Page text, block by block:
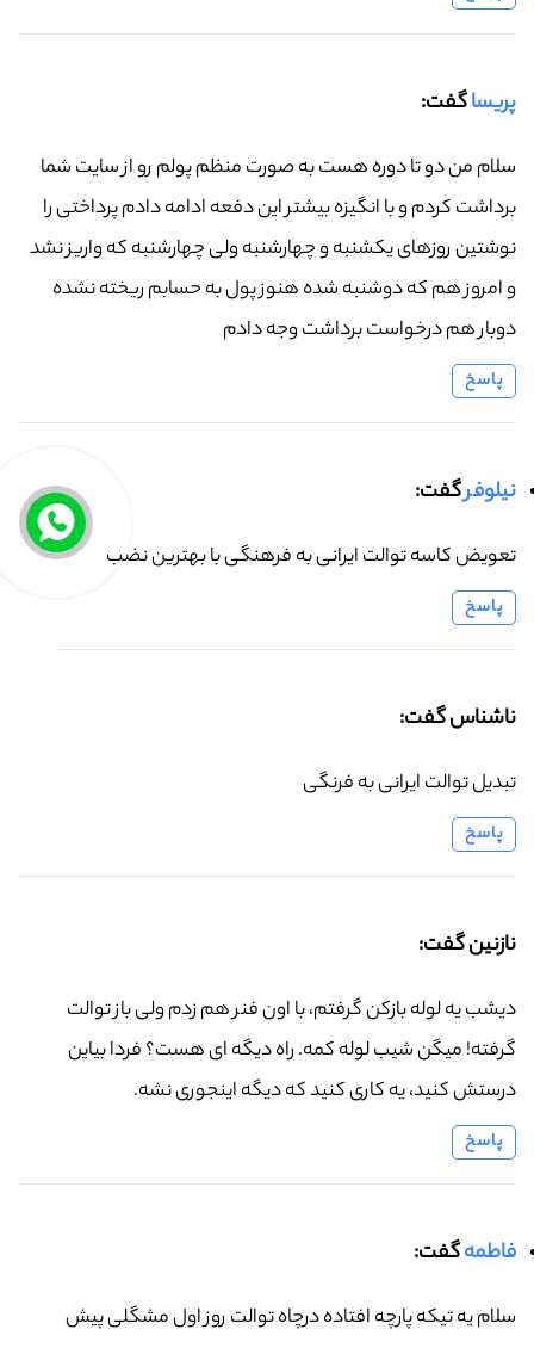
پریساگفت:
سلام من دو تا دوره هست به صورت منظم پولم رو از سایت شما
برداشت کردم و با انگیزه بیشتر این دفعه ادامه دادم پرداختی را
نوشتین روزهای یکشنبه و چهارشنبه ولی چهارشنبه که واریز نشد
و امروز هم که دوشنبه شده هنوز پول به حسابم ریخته نشده
دوبار هم درخواست برداشت وجه دادم
پاسخ
نیلوفرگفت:
تعویض کاسه توالت ایرانی به فرهنگی با بهترین نضب
پاسخ
ناشناس گفت:
تبدیل توالت ایرانی به فرنگی
پاسخ
نازنین گفت:
دیشب یه لوله بازکن گرفتم، با اون فنر هم زدم ولی باز توالت
گرفته! میگن شیب لوله کمه. راه دیگه ای هست؟ فردا بیاین
درستش کنید، یه کاری کنید که دیگه اینجوری نشه.
پاسخ
فاطمهگفت:
سلام یه تیکه پارچه افتاده درچاه توالت روز اول مشگلی پیش